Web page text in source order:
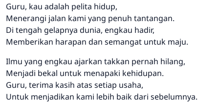
Guru, kau adalah pelita hidup,
Menerangi jalan kami yang penuh tantangan.
Di tengah gelapnya dunia, engkau hadir,
Memberikan harapan dan semangat untuk maju.
Ilmu yang engkau ajarkan takkan pernah hilang,
Menjadi bekal untuk menapaki kehidupan.
Guru, terima kasih atas setiap usaha,
Untuk menjadikan kami lebih baik dari sebelumnya.